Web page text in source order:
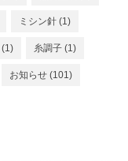
ミシン針 (1)
(1) 糸調子 (1)
お知らせ (101)